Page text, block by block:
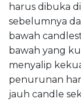
harus dibuka
sebelumnya
bawah
bawah yang
menyalip
penurunan
jauh candle